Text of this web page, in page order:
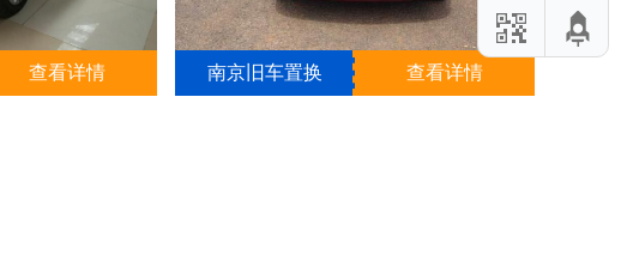
查看详情 南京旧车置换 查看详情